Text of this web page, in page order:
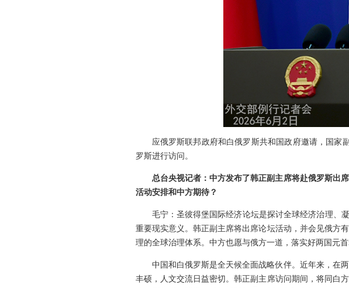
应俄罗斯联邦政府和白俄罗斯共和国政府邀请，国家
罗斯进行访问。
总台央视记者：中方发布了韩正副主席将赴俄罗斯出
活动安排和中方期待？
毛宁：圣彼得堡国际经济论坛是探讨全球经济治理、
重要现实意义。韩正副主席将出席论坛活动，并会见俄方
理的全球治理体系。中方也愿与俄方一道，落实好两国元
中国和白俄罗斯是全天候全面战略伙伴。近年来，在
丰硕，人文交流日益密切。韩正副主席访问期间，将同白